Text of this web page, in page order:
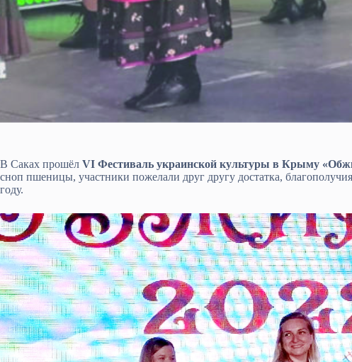
В Саках прошёл VI Фестиваль украинской культуры в Крыму
сноп пшеницы, участники пожелали друг другу достатка,
году.